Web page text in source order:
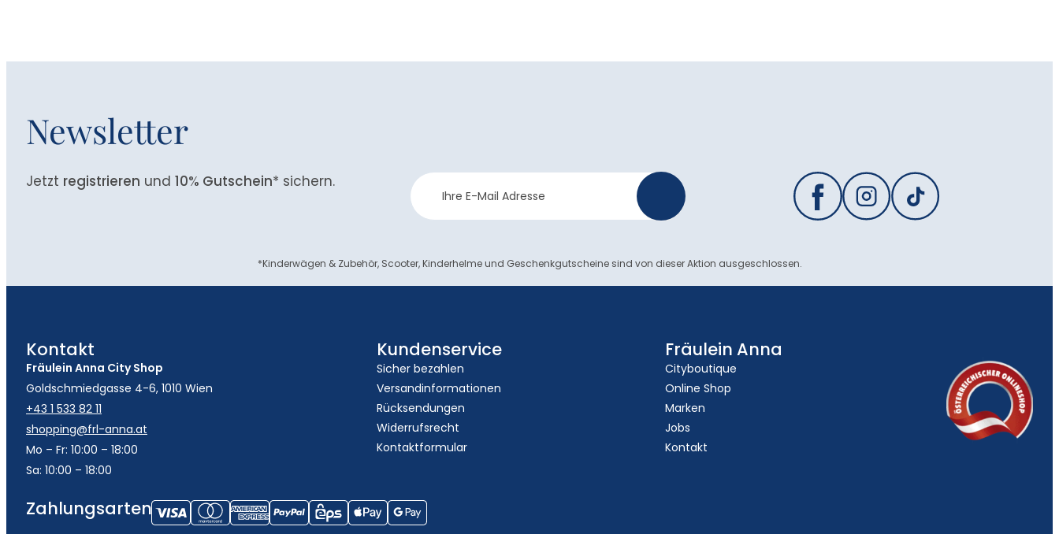
Newsletter
Jetzt registrieren und 10% Gutschein* sichern.
Newsletter
Anmeldung
*Kinderwägen & Zubehör, Scooter, Kinderhelme und Geschenkgutscheine sind von dieser Aktion ausgeschlossen.
Kontakt
Fräulein Anna City Shop
Goldschmiedgasse 4-6, 1010 Wien
+43 1 533 82 11
shopping@frl-anna.at
Mo – Fr: 10:00 – 18:00
Sa: 10:00 – 18:00
Kundenservice
Sicher bezahlen
Versandinformationen
Rücksendungen
Widerrufsrecht
Kontaktformular
Fräulein Anna
Cityboutique
Online Shop
Marken
Jobs
Kontakt
Zahlungsarten